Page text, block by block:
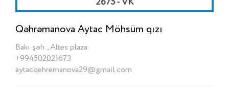
2675 - VK
Qəhrəmanova Aytac Möhsüm qızı
Bakı şəh., Altes plaza
+994502021673
aytacqehremanova29@gmail.com